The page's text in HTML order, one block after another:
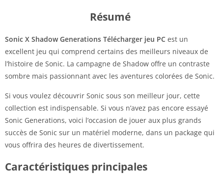
Résumé
Sonic X Shadow Generations Télécharger jeu PC est un
excellent jeu qui comprend certains des meilleurs niveaux de
l’histoire de Sonic. La campagne de Shadow offre un contraste
sombre mais passionnant avec les aventures colorées de Sonic.
Si vous voulez découvrir Sonic sous son meilleur jour, cette
collection est indispensable. Si vous n’avez pas encore essayé
Sonic Generations, voici l’occasion de jouer aux plus grands
succès de Sonic sur un matériel moderne, dans un package qui
vous offrira des heures de divertissement.
Caractéristiques principales